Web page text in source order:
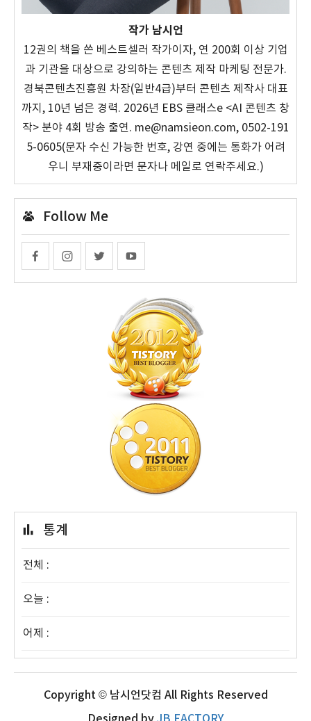
작가 남시언
12권의 책을 쓴 베스트셀러 작가이자, 연 200회 이상 기업
과 기관을 대상으로 강의하는 콘텐츠 제작 마케팅 전문가.
경북콘텐츠진흥원 차장(일반4급)부터 콘텐츠 제작사 대표
까지, 10년 넘은 경력. 2026년 EBS 클래스e <AI 콘텐츠 창
작> 분야 4회 방송 출연. me@namsieon.com, 0502-191
5-0605(문자 수신 가능한 번호, 강연 중에는 통화가 어려
우니 부재중이라면 문자나 메일로 연락주세요.)
Follow Me
통계
전체 :
오늘 :
어제 :
Copyright © 남시언닷컴 All Rights Reserved